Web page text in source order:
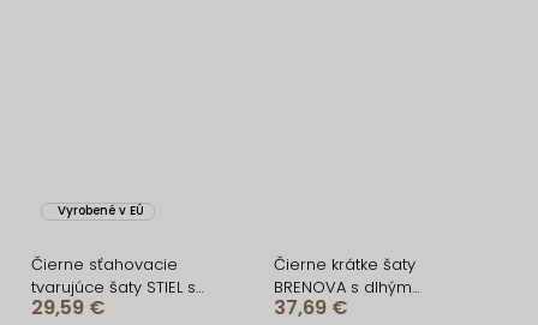
Vyrobené v EÚ
Čierne sťahovacie
tvarujúce šaty STIEL s
dlhým rukávom
29,59 €
Čierne krátke šaty
BRENOVA s dlhým
rukávom
37,69 €